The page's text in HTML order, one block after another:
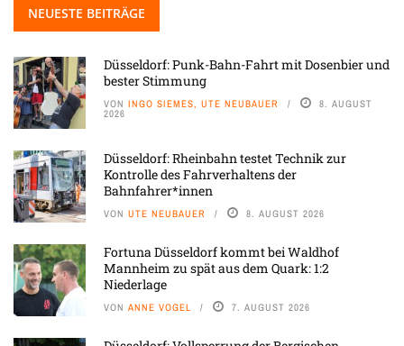
NEUESTE BEITRÄGE
Düsseldorf: Punk-Bahn-Fahrt mit Dosenbier und
bester Stimmung
VON INGO SIEMES, UTE NEUBAUER 8. AUGUST
2026
Düsseldorf: Rheinbahn testet Technik zur
Kontrolle des Fahrverhaltens der
Bahnfahrer*innen
VON UTE NEUBAUER 8. AUGUST 2026
Fortuna Düsseldorf kommt bei Waldhof
Mannheim zu spät aus dem Quark: 1:2
Niederlage
VON ANNE VOGEL 7. AUGUST 2026